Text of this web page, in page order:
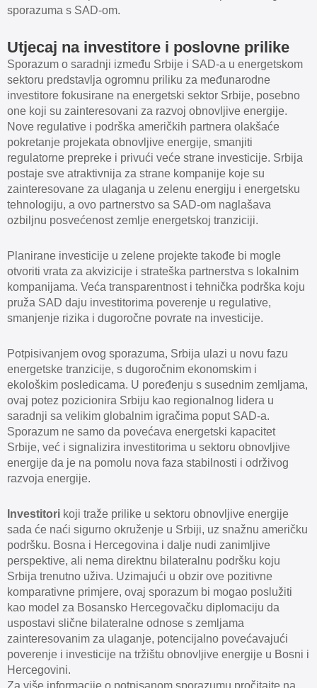
sporazuma s SAD-om.
Utjecaj na investitore i poslovne prilike
Sporazum o saradnji između Srbije i SAD-a u energetskom
sektoru predstavlja ogromnu priliku za međunarodne
investitore fokusirane na energetski sektor Srbije, posebno
one koji su zainteresovani za razvoj obnovljive energije.
Nove regulative i podrška američkih partnera olakšaće
pokretanje projekata obnovljive energije, smanjiti
regulatorne prepreke i privući veće strane investicije. Srbija
postaje sve atraktivnija za strane kompanije koje su
zainteresovane za ulaganja u zelenu energiju i energetsku
tehnologiju, a ovo partnerstvo sa SAD-om naglašava
ozbiljnu posvećenost zemlje energetskoj tranziciji.
Planirane investicije u zelene projekte takođe bi mogle
otvoriti vrata za akvizicije i strateška partnerstva s lokalnim
kompanijama. Veća transparentnost i tehnička podrška koju
pruža SAD daju investitorima poverenje u regulative,
smanjenje rizika i dugoročne povrate na investicije.
Potpisivanjem ovog sporazuma, Srbija ulazi u novu fazu
energetske tranzicije, s dugoročnim ekonomskim i
ekološkim posledicama. U poređenju s susednim zemljama,
ovaj potez pozicionira Srbiju kao regionalnog lidera u
saradnji sa velikim globalnim igračima poput SAD-a.
Sporazum ne samo da povećava energetski kapacitet
Srbije, već i signalizira investitorima u sektoru obnovljive
energije da je na pomolu nova faza stabilnosti i održivog
razvoja energije.
Investitori koji traže prilike u sektoru obnovljive energije
sada će naći sigurno okruženje u Srbiji, uz snažnu američku
podršku. Bosna i Hercegovina i dalje nudi zanimljive
perspektive, ali nema direktnu bilateralnu podršku koju
Srbija trenutno uživa. Uzimajući u obzir ove pozitivne
komparativne primjere, ovaj sporazum bi mogao poslužiti
kao model za Bosansko Hercegovačku diplomaciju da
uspostavi slične bilateralne odnose s zemljama
zainteresovanim za ulaganje, potencijalno povećavajući
poverenje i investicije na tržištu obnovljive energije u Bosni i
Hercegovini.
Za više informacije o potpisanom sporazumu pročitajte na